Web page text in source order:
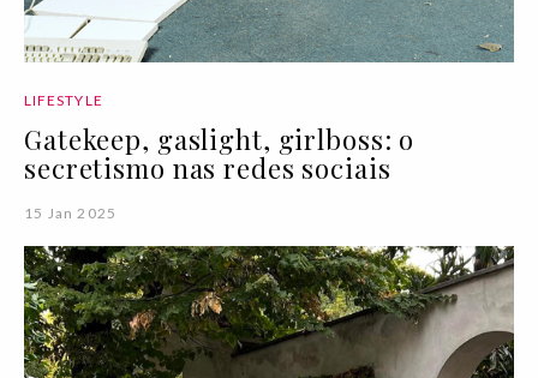
LIFESTYLE
Gatekeep, gaslight, girlboss: o
secretismo nas redes sociais
15 Jan 2025